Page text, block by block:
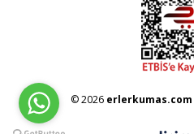
© 2026 erlerkumas.com